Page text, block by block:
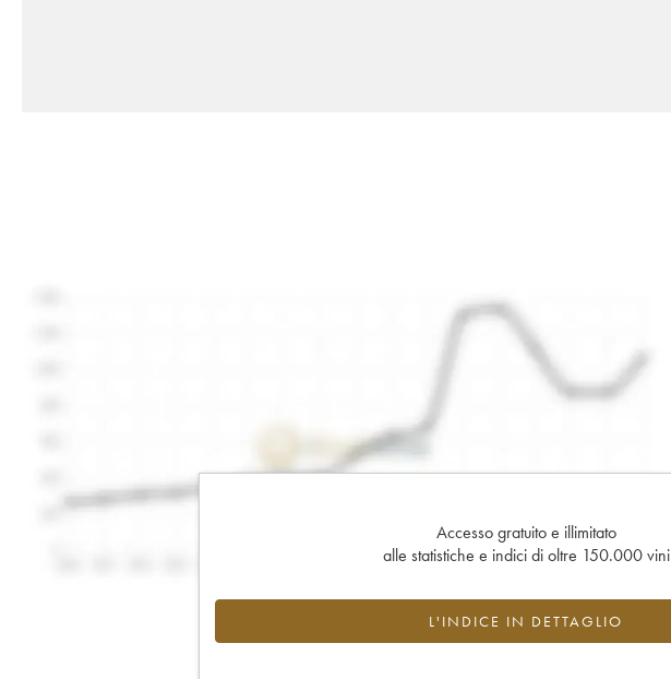
Accesso gratuito e illimitato
alle statistiche e indici di oltre 150.000 vini
L'INDICE IN DETTAGLIO